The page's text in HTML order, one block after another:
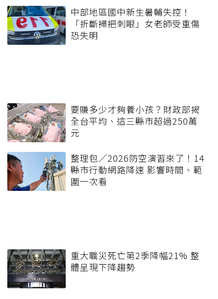
中部地區國中新生暑輔失控！
「折斷掃把刺眼」女老師受重傷
恐失明
要賺多少才夠養小孩？財政部揭
全台平均、這三縣市超過250萬
元
整理包／2026防空演習來了！14
縣市行動網路降速 影響時間、範
圍一次看
重大職災死亡第2季降幅21% 整
體呈現下降趨勢